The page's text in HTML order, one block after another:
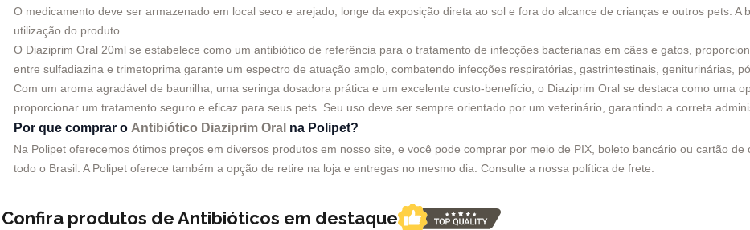
O medicamento deve ser armazenado em local seco e arejado, longe da exposição direta ao sol e fora do alcance de crianças e outros pets.
utilização do produto.
O Diaziprim Oral 20ml se estabelece como um antibiótico de referência para o tratamento de infecções bacterianas em cães e gatos,
entre sulfadiazina e trimetoprima garante um espectro de atuação amplo, combatendo infecções respiratórias, gastrintestinais, geniturinárias,
Com um aroma agradável de baunilha, uma seringa dosadora prática e um excelente custo-benefício, o Diaziprim Oral se destaca como uma
proporcionar um tratamento seguro e eficaz para seus pets. Seu uso deve ser sempre orientado por um veterinário, garantindo a correta
Por que comprar o Antibiótico Diaziprim Oral na Polipet?
Na Polipet oferecemos ótimos preços em diversos produtos em nosso site, e você pode comprar por meio de PIX, boleto bancário ou cartão
todo o Brasil. A Polipet oferece também a opção de retire na loja e entregas no mesmo dia. Consulte a nossa política de frete.
Confira produtos de Antibióticos em destaque